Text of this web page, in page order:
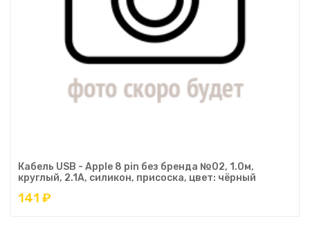
Кабель USB - Apple 8 pin без бренда №02, 1.0м,
круглый, 2.1A, силикон, присоска, цвет: чёрный
141 ₽